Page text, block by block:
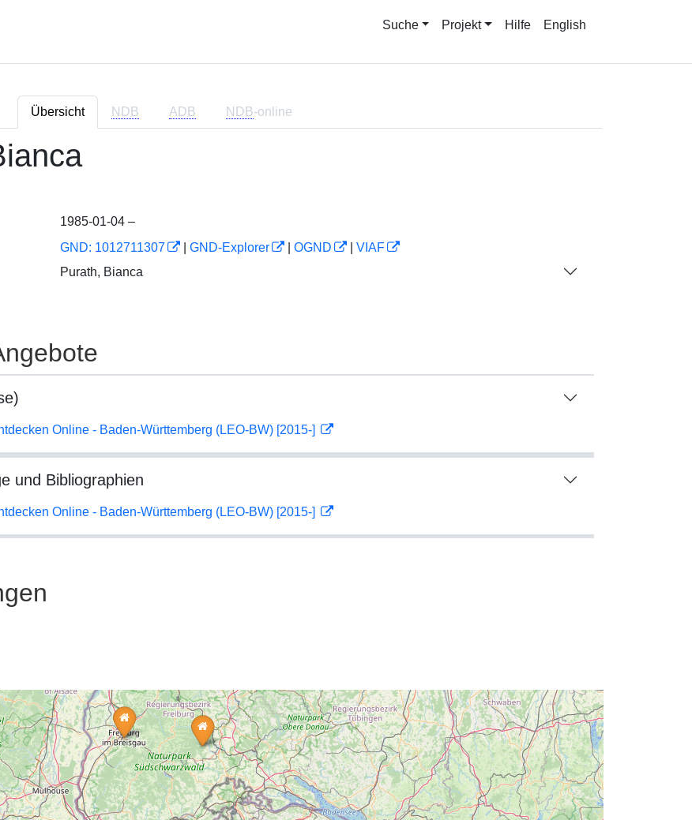
Suche Projekt Hilfe English
Übersicht NDB ADB NDB-online
1985-01-04 –
GND: 1012711307 GND-Explorer OGND
VIAF
Purath, Bianca
Online - Baden-Württemberg (LEO-BW) [2015-]
und Bibliographien
Online - Baden-Württemberg (LEO-BW) [2015-]